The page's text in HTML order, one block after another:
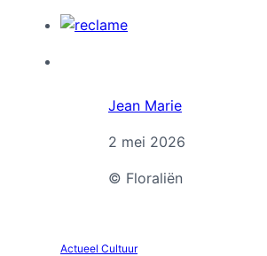
Jean Marie
2 mei 2026
© Floraliën
Actueel Cultuur